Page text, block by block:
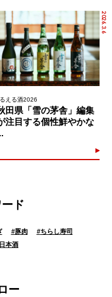
2026.3.6
える酒2026
田県「雪の茅舎」編集
注目する個性鮮やかな
ド
#豚肉 #ちらし寿司
日本酒
ー